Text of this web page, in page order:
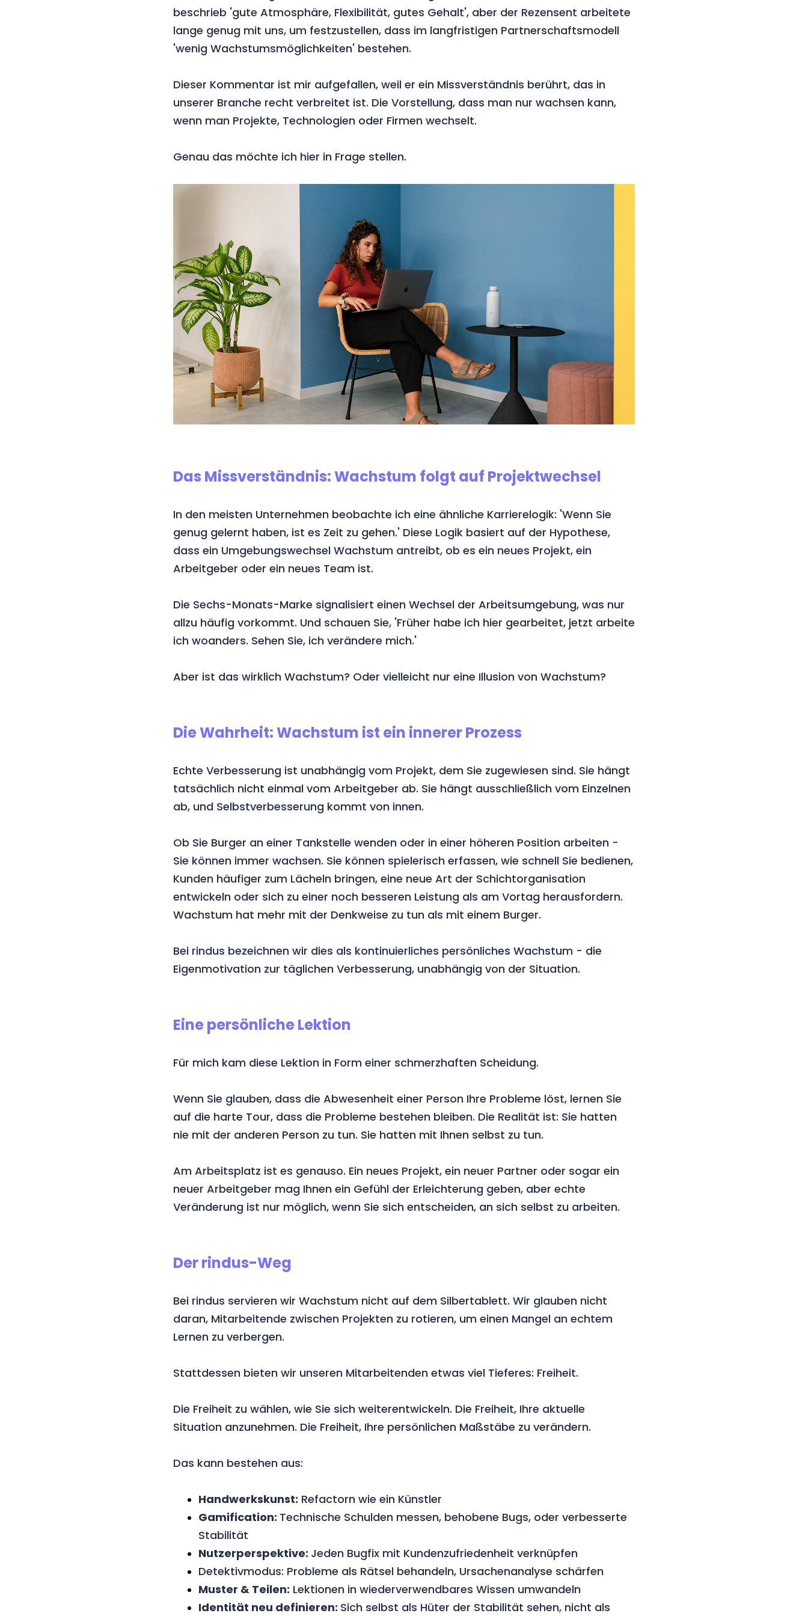
beschrieb 'gute Atmosphäre, Flexibilität, gutes Gehalt', aber der Rezensent arbeitete
lange genug mit uns, um festzustellen, dass im langfristigen Partnerschaftsmodell
'wenig Wachstumsmöglichkeiten' bestehen.
Dieser Kommentar ist mir aufgefallen, weil er ein Missverständnis berührt, das in
unserer Branche recht verbreitet ist. Die Vorstellung, dass man nur wachsen kann,
wenn man Projekte, Technologien oder Firmen wechselt.
Genau das möchte ich hier in Frage stellen.
Das Missverständnis: Wachstum folgt auf Projektwechsel
In den meisten Unternehmen beobachte ich eine ähnliche Karrierelogik: 'Wenn Sie
genug gelernt haben, ist es Zeit zu gehen.' Diese Logik basiert auf der Hypothese,
dass ein Umgebungswechsel Wachstum antreibt, ob es ein neues Projekt, ein
Arbeitgeber oder ein neues Team ist.
Die Sechs-Monats-Marke signalisiert einen Wechsel der Arbeitsumgebung, was nur
allzu häufig vorkommt. Und schauen Sie, 'Früher habe ich hier gearbeitet, jetzt arbeite
ich woanders. Sehen Sie, ich verändere mich.'
Aber ist das wirklich Wachstum? Oder vielleicht nur eine Illusion von Wachstum?
Die Wahrheit: Wachstum ist ein innerer Prozess
Echte Verbesserung ist unabhängig vom Projekt, dem Sie zugewiesen sind. Sie hängt
tatsächlich nicht einmal vom Arbeitgeber ab. Sie hängt ausschließlich vom Einzelnen
ab, und Selbstverbesserung kommt von innen.
Ob Sie Burger an einer Tankstelle wenden oder in einer höheren Position arbeiten -
Sie können immer wachsen. Sie können spielerisch erfassen, wie schnell Sie bedienen,
Kunden häufiger zum Lächeln bringen, eine neue Art der Schichtorganisation
entwickeln oder sich zu einer noch besseren Leistung als am Vortag herausfordern.
Wachstum hat mehr mit der Denkweise zu tun als mit einem Burger.
Bei rindus bezeichnen wir dies als kontinuierliches persönliches Wachstum - die
Eigenmotivation zur täglichen Verbesserung, unabhängig von der Situation.
Eine persönliche Lektion
Für mich kam diese Lektion in Form einer schmerzhaften Scheidung.
Wenn Sie glauben, dass die Abwesenheit einer Person Ihre Probleme löst, lernen Sie
auf die harte Tour, dass die Probleme bestehen bleiben. Die Realität ist: Sie hatten
nie mit der anderen Person zu tun. Sie hatten mit Ihnen selbst zu tun.
Am Arbeitsplatz ist es genauso. Ein neues Projekt, ein neuer Partner oder sogar ein
neuer Arbeitgeber mag Ihnen ein Gefühl der Erleichterung geben, aber echte
Veränderung ist nur möglich, wenn Sie sich entscheiden, an sich selbst zu arbeiten.
Der rindus-Weg
Bei rindus servieren wir Wachstum nicht auf dem Silbertablett. Wir glauben nicht
daran, Mitarbeitende zwischen Projekten zu rotieren, um einen Mangel an echtem
Lernen zu verbergen.
Stattdessen bieten wir unseren Mitarbeitenden etwas viel Tieferes: Freiheit.
Die Freiheit zu wählen, wie Sie sich weiterentwickeln. Die Freiheit, Ihre aktuelle
Situation anzunehmen. Die Freiheit, Ihre persönlichen Maßstäbe zu verändern.
Das kann bestehen aus:
Handwerkskunst: Refactorn wie ein Künstler
Gamification: Technische Schulden messen, behobene Bugs, oder verbesserte
Stabilität
Nutzerperspektive: Jeden Bugfix mit Kundenzufriedenheit verknüpfen
Detektivmodus: Probleme als Rätsel behandeln, Ursachenanalyse schärfen
Muster & Teilen: Lektionen in wiederverwendbares Wissen umwandeln
Identität neu definieren: Sich selbst als Hüter der Stabilität sehen, nicht als